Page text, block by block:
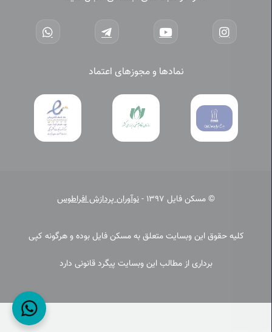
نمادها و مجوزهای اعتماد
© مسکن فایل 1397 - نوآوران پردازش افراطوس
کلیه حقوق این وبسایت متعلق به مسکن فایل بوده و هرگونه کپی
برداری از مطالب این وبسایت پیگرد قانونی دارد